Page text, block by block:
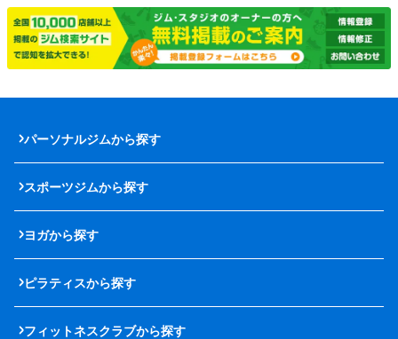
パーソナルジムから探す
スポーツジムから探す
ヨガから探す
ピラティスから探す
フィットネスクラブから探す